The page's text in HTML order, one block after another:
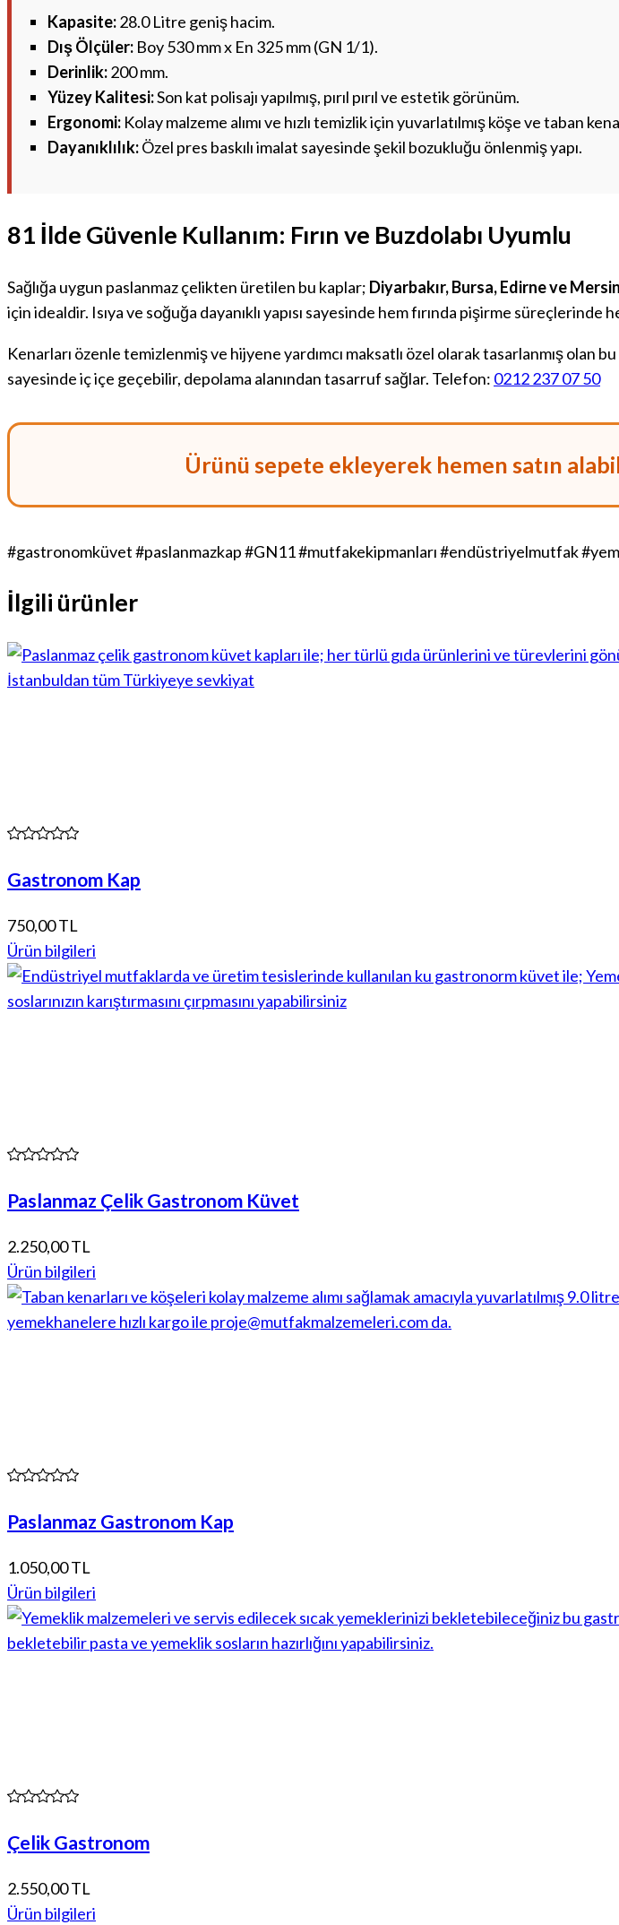
Kapasite:28.0 Litre geniş hacim.
Dış Ölçüler: Boy 530 mm x En 325 mm (GN 1/1).
Derinlik:200 mm.
Yüzey Kalitesi:Son kat polisajı yapılmış, pırıl pırıl ve estetik görünüm.
Ergonomi: Kolay malzeme alımı ve hızlı temizlik için yuvarlatılmış köşe ve taban
Dayanıklılık:Özel pres baskılı imalat sayesinde şekil bozukluğu önlenmiş yapı.
81 İlde Güvenle Kullanım: Fırın ve Buzdolabı Uyumlu
Sağlığa uygun paslanmaz çelikten üretilen bu kaplar; Diyarbakır, Bursa, Edirne ve Mersin
için idealdir. Isıya ve soğuğa dayanıklı yapısı sayesinde hem fırında pişirme
Kenarları özenle temizlenmiş ve hijyene yardımcı maksatlı özel olarak tasarlanmış olan
sayesinde iç içe geçebilir, depolama alanından tasarruf sağlar. Telefon: 0212 237 07 50
Ürünü sepete ekleyerek hemen satın
#gastronomküvet #paslanmazkap #GN11 #mutfakekipmanları #endüstriyelmutfak
İlgili ürünler
Gastronom Kap
750,00 TL
Ürün bilgileri
Paslanmaz Çelik Gastronom Küvet
2.250,00 TL
Ürün bilgileri
Paslanmaz Gastronom Kap
1.050,00 TL
Ürün bilgileri
Çelik Gastronom
2.550,00 TL
Ürün bilgileri